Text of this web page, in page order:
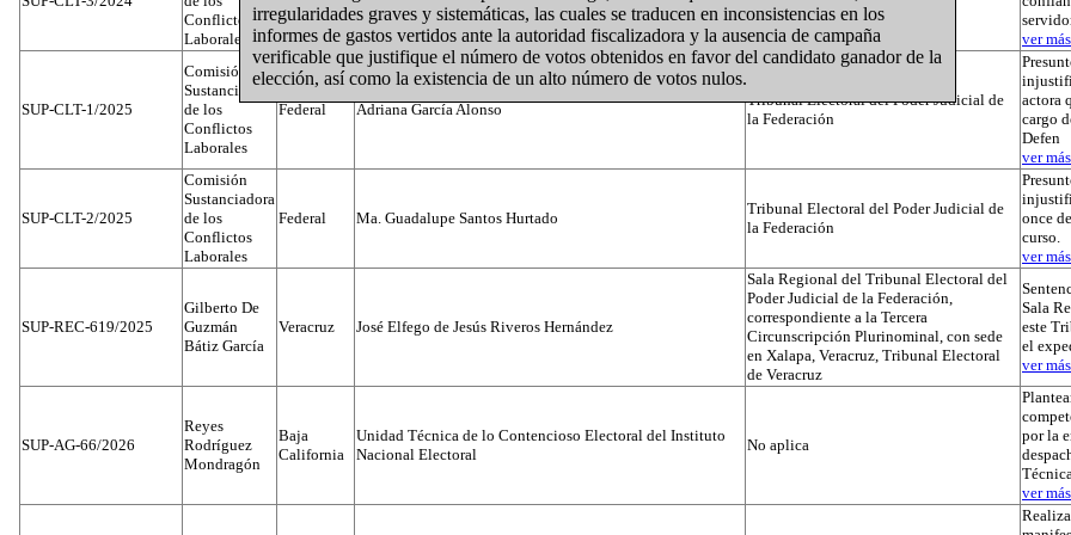
irregularidades graves y sistemáticas, las cuales se traducen en inconsistencias en los
informes de gastos vertidos ante la autoridad fiscalizadora y la ausencia de campaña
verificable que justifique el número de votos obtenidos en favor del candidato ganador de la
elección, así como la existencia de un alto número de votos nulos.
Conflictos
Laborales
León Poder Judicial de la Federación
ver
SUP-CLT-1/2025
Comisión
Sustanciadora
de los
Conflictos
Laborales
Federal Adriana García Alonso
Tribunal Electoral del Poder Judicial de
la Federación
actora
cargo
Defen
ver
SUP-CLT-2/2025
Comisión
Sustanciadora
de los
Conflictos
Laborales
Federal Ma. Guadalupe Santos Hurtado
Tribunal Electoral del Poder Judicial de
la Federación
once
curso.
ver
SUP-REC-619/2025
Gilberto De
Guzmán
Bátiz García
Veracruz José Elfego de Jesús Riveros Hernández
Sala Regional del Tribunal Electoral del
Poder Judicial de la Federación,
correspondiente a la Tercera
Circunscripción Plurinominal, con sede
en Xalapa, Veracruz, Tribunal Electoral
de Veracruz
Sala
este
el
ver
SUP-AG-66/2026
Reyes
Rodríguez
Mondragón
Baja
California
Unidad Técnica de lo Contencioso Electoral del Instituto
Nacional Electoral
No aplica
por la
ver